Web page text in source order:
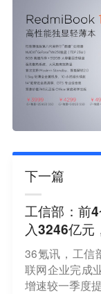
下一篇
工信部：前
入3246亿元
36氪讯，工信
联网企业完成
增速较一季度